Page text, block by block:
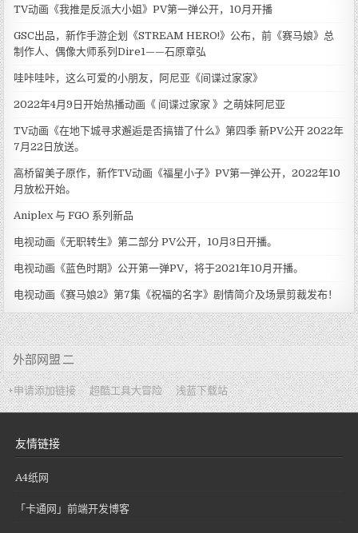
TV动画《我推是反派大小姐》PV第一弹公开，10月开播
GSC出品，新作手游企划《STREAM HERO!》公布，前《赛马娘》总
制作人、偶像大师系列Dire1——石原章弘
哇咔哇咔，这么可爱的小朋友，阿尼亚《间谍过家家》
2022年4月9日开始热播动画《 间谍过家家 》之萌妹阿尼亚
TV动画《在地下城寻求邂逅是否搞错了什么》第四季 新PV公开 2022年
7月22日放送。
高桥留美子原作，新作TV动画《福星小子》PV第一弹公开，2022年10
月放松开始。
Aniplex 与 FGO 系列新品
电视动画《无职转生》第二部分 PV公开，10月3日开播。
电视动画《蓝色时期》公开第一弹PV，将于2021年10月开播。
电视动画《赛马娘2》第7集《祝福的名字》剧情简介及场景剪裁发布！
外部网盟 二
+申请添加链接 超酷工具大冒险 浅蓝下载站
友情链接
A4纸网
「卡通网」前端开发博客